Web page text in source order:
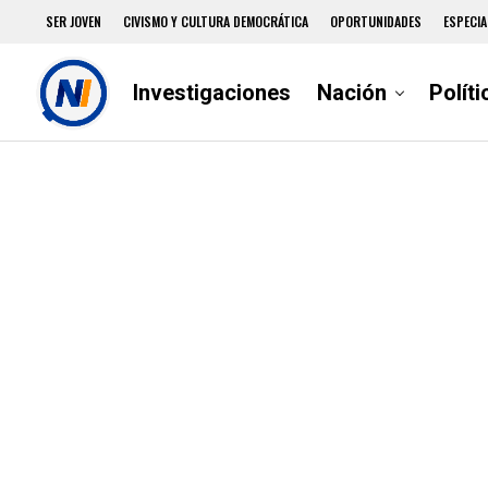
SER JOVEN CIVISMO Y CULTURA DEMOCRÁTICA OPORTUNIDADES
Investigaciones Nación